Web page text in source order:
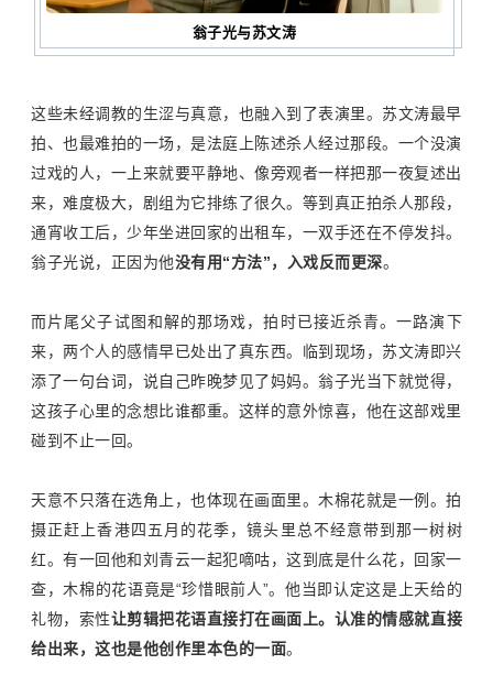
翁子光与苏文涛
这些未经调教的生涩与真意，也融入到了表演里。苏文涛最早
拍、也最难拍的一场，是法庭上陈述杀人经过那段。一个没演
过戏的人，一上来就要平静地、像旁观者一样把那一夜复述出
来，难度极大，剧组为它排练了很久。等到真正拍杀人那段，
通宵收工后，少年坐进回家的出租车，一双手还在不停发抖。
翁子光说，正因为他没有用“方法”，入戏反而更深。
而片尾父子试图和解的那场戏，拍时已接近杀青。一路演下
来，两个人的感情早已处出了真东西。临到现场，苏文涛即兴
添了一句台词，说自己昨晚梦见了妈妈。翁子光当下就觉得，
这孩子心里的念想比谁都重。这样的意外惊喜，他在这部戏里
碰到不止一回。
天意不只落在选角上，也体现在画面里。木棉花就是一例。拍
摄正赶上香港四五月的花季，镜头里总不经意带到那一树树
红。有一回他和刘青云一起犯嘀咕，这到底是什么花，回家一
查，木棉的花语竟是“珍惜眼前人”。他当即认定这是上天给的
礼物，索性让剪辑把花语直接打在画面上。认准的情感就直接
给出来，这也是他创作里本色的一面。